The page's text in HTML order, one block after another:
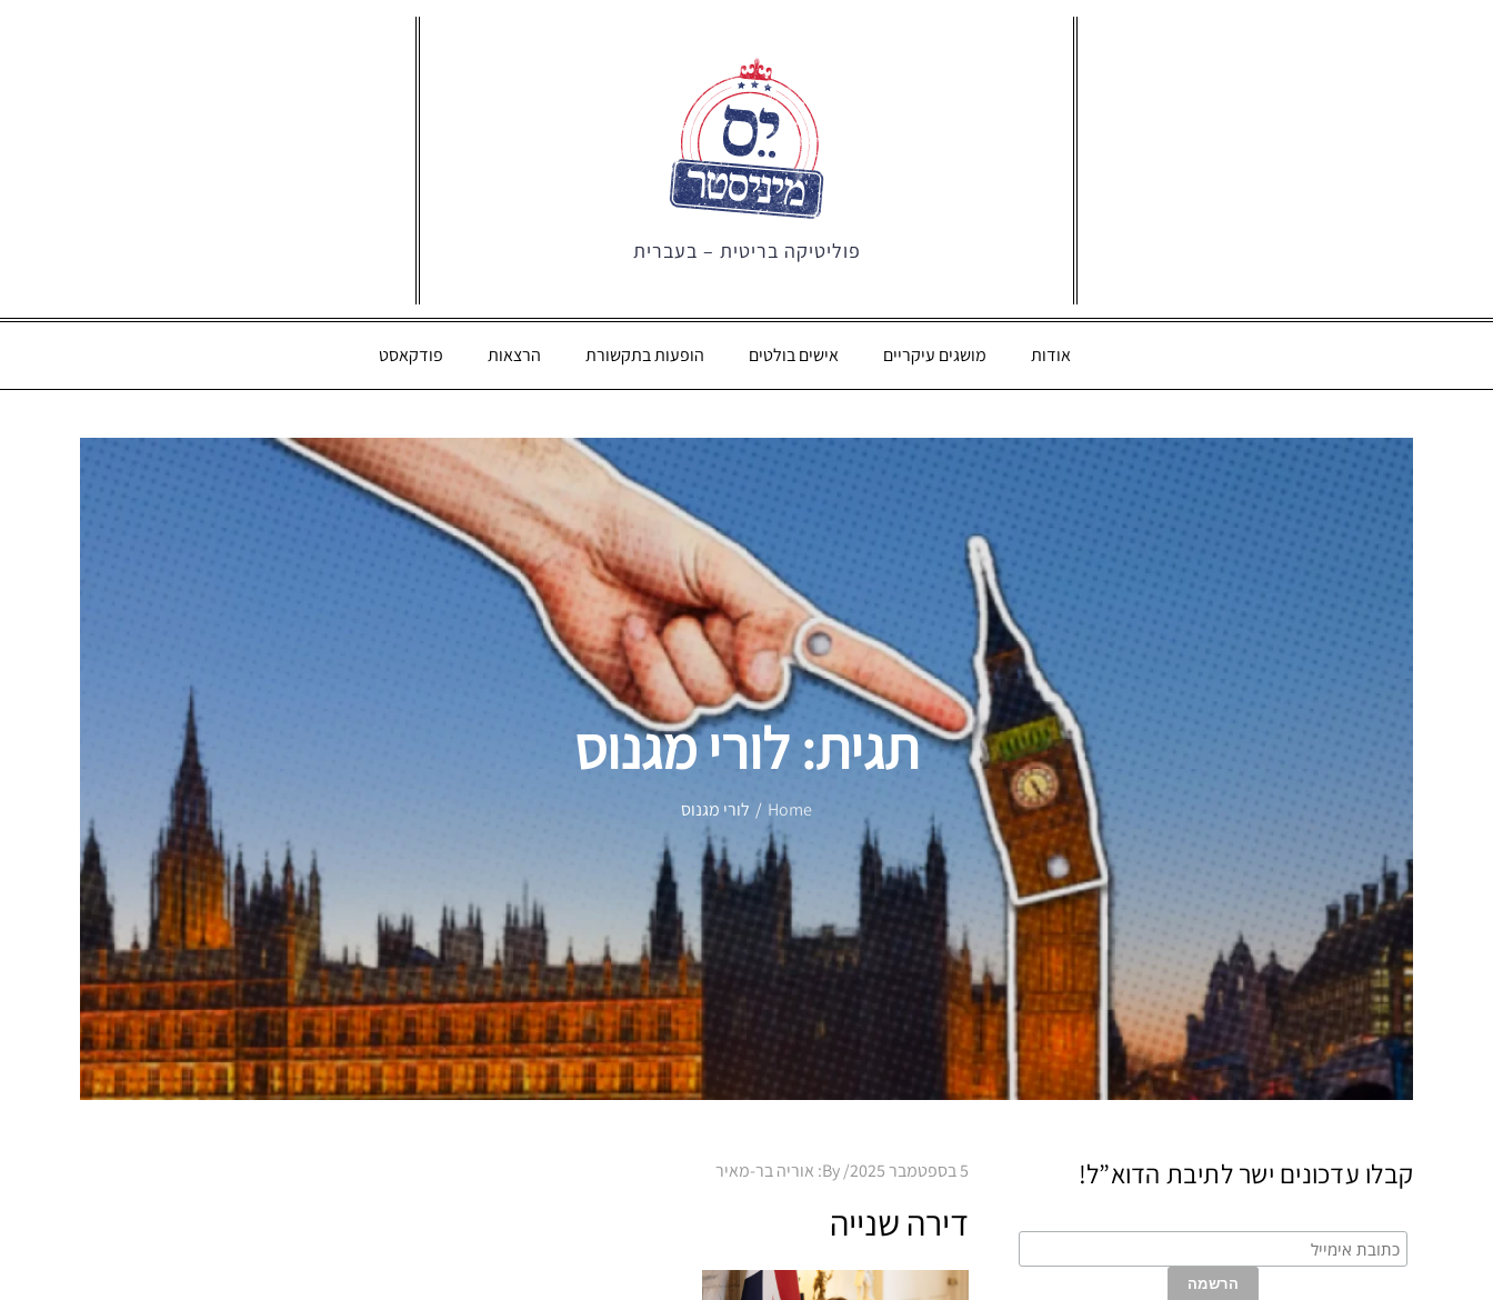
פוליטיקה בריטית – בעברית
אודות מושגים עיקריים אישים בולטים הופעות בתקשורת הרצאות פודקאסט
תגית:לורי מגנוס
Home לורי מגנוס
Posted
5 בספטמבר 2025 By: אוריה בר-מאיר
דירה שנייה
קבלו עדכונים ישר לתיבת הדוא”ל!